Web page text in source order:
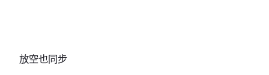
放空也同步